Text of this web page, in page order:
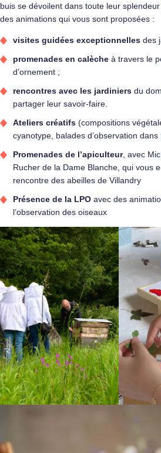
buis se dévoilent dans toute leur
des animations qui vous sont proposées :
visites guidées exceptionnelles des
promenades en calèche à travers le
d’ornement ;
rencontres avec les jardiniers du
partager leur savoir‑faire.
Ateliers créatifs (compositions
cyanotype, balades d’observation dans
Promenades de l’apiculteur, avec
Rucher de la Dame Blanche, qui vous
rencontre des abeilles de Villandry
Présence de la LPO avec des
l’observation des oiseaux